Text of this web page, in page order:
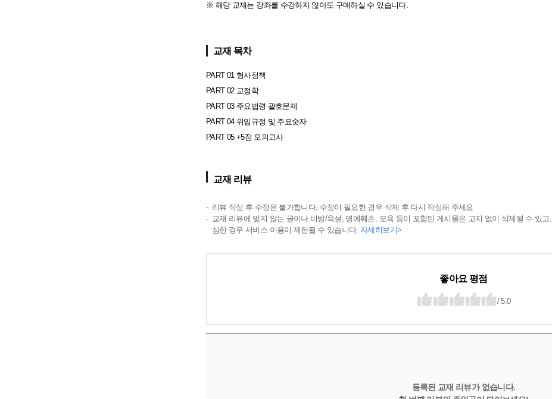
※ 해당 교재는 강좌를 수강하지 않아도 구매하실 수 있습니다.
교재 목차
PART 01 형사정책
PART 02 교정학
PART 03 주요법령 괄호문제
PART 04 위임규정 및 주요숫자
PART 05 +5점 모의고사
교재 리뷰
리뷰 작성 후 수정은 불가합니다. 수정이 필요한 경우 삭제 후 다시 작성해 주세요
교재 리뷰에 맞지 않는 글이나 비방/욕설, 명예훼손, 모욕 등이 포함된 게시물은 고지 없이 삭제될 수 있고,
심한 경우 서비스 이용이 제한될 수 있습니다. 자세히보기>
좋아요 평점
/ 5.0
등록된 교재 리뷰가 없습니다.